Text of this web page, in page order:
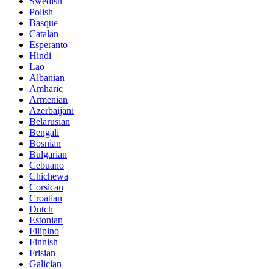
Polish
Basque
Catalan
Esperanto
Hindi
Lao
Albanian
Amharic
Armenian
Azerbaijani
Belarusian
Bengali
Bosnian
Bulgarian
Cebuano
Chichewa
Corsican
Croatian
Dutch
Estonian
Filipino
Finnish
Frisian
Galician